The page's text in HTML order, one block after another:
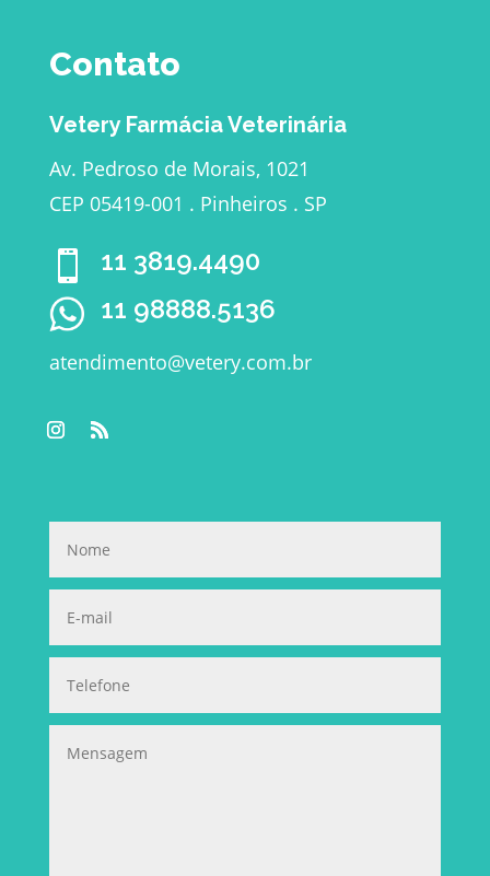
Contato
Vetery Farmácia Veterinária
Av. Pedroso de Morais, 1021
CEP 05419-001 . Pinheiros . SP

11 3819.4490
11 98888.5136
atendimento@vetery.com.br